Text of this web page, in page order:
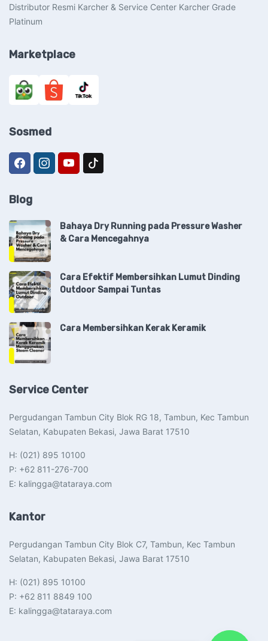
Distributor Resmi Karcher & Service Center Karcher Grade
Platinum
Marketplace
Sosmed
Blog
Bahaya Dry Running pada Pressure Washer
& Cara Mencegahnya
Cara Efektif Membersihkan Lumut Dinding
Outdoor Sampai Tuntas
Cara Membersihkan Kerak Keramik
Service Center
Pergudangan Tambun City Blok RG 18, Tambun, Kec Tambun
Selatan, Kabupaten Bekasi, Jawa Barat 17510​
H: (021) 895 10100
P: +62 811-276-700
E: kalingga@tataraya.com
Kantor
Pergudangan Tambun City Blok C7, Tambun, Kec Tambun
Selatan, Kabupaten Bekasi, Jawa Barat 17510​
H: (021) 895 10100
P: +62 811 8849 100
E: kalingga@tataraya.com